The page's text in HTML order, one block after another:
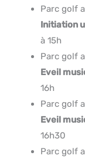
Parc golf
Initiation
à 15h
Parc golf
Eveil
16h
Parc golf
Eveil
16h30
Parc golf